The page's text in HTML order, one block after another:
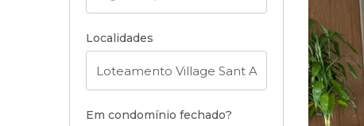
Localidades
Em condomínio fechado?